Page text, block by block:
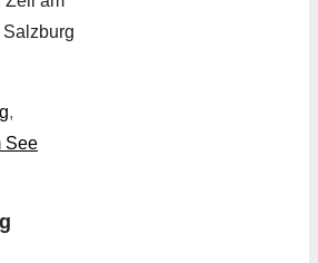
,
See